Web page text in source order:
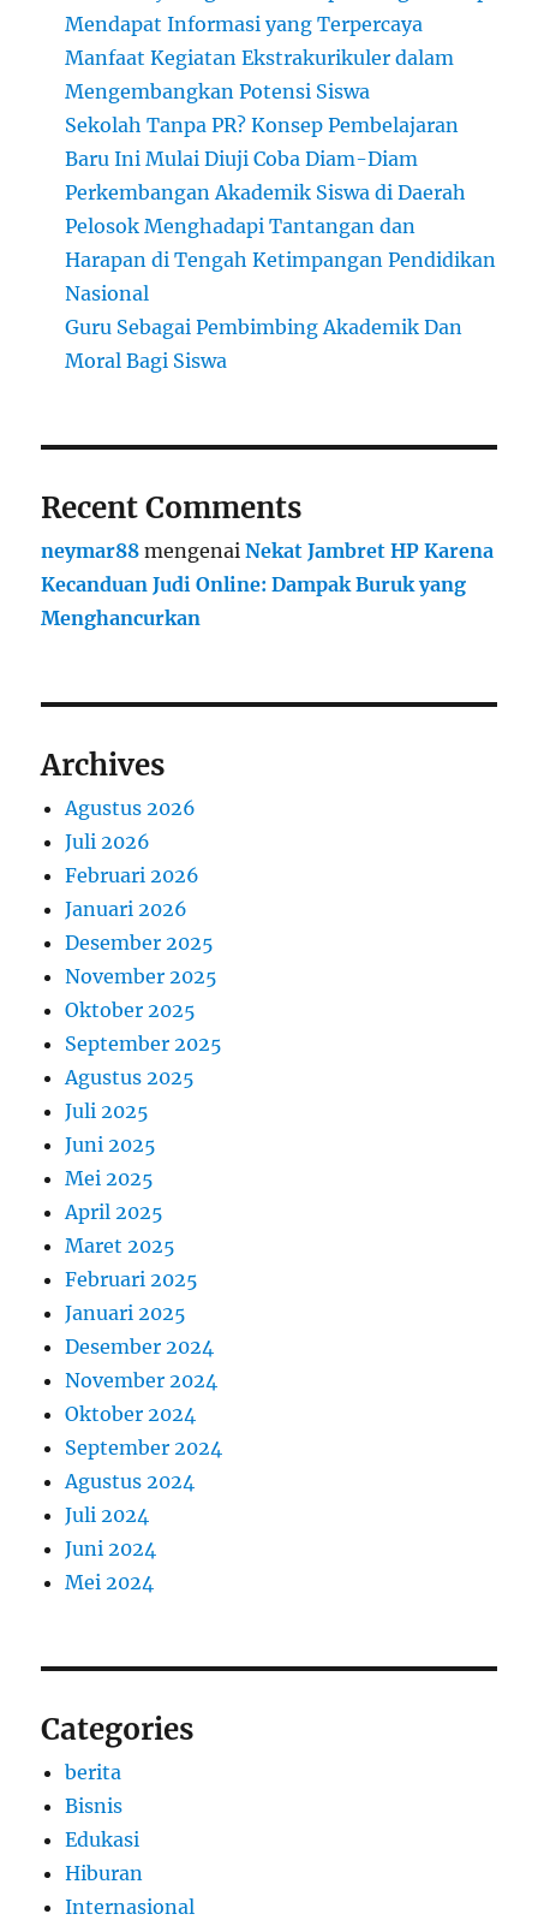
Mendapat Informasi yang Terpercaya
Manfaat Kegiatan Ekstrakurikuler dalam
Mengembangkan Potensi Siswa
Sekolah Tanpa PR? Konsep Pembelajaran
Baru Ini Mulai Diuji Coba Diam-Diam
Perkembangan Akademik Siswa di Daerah
Pelosok Menghadapi Tantangan dan
Harapan di Tengah Ketimpangan Pendidikan
Nasional
Guru Sebagai Pembimbing Akademik Dan
Moral Bagi Siswa
Recent Comments
neymar88 mengenaiNekat Jambret HP Karena
Kecanduan Judi Online: Dampak Buruk yang
Menghancurkan
Archives
Agustus 2026
Juli 2026
Februari 2026
Januari 2026
Desember 2025
November 2025
Oktober 2025
September 2025
Agustus 2025
Juli 2025
Juni 2025
Mei 2025
April 2025
Maret 2025
Februari 2025
Januari 2025
Desember 2024
November 2024
Oktober 2024
September 2024
Agustus 2024
Juli 2024
Juni 2024
Mei 2024
Categories
berita
Bisnis
Edukasi
Hiburan
Internasional